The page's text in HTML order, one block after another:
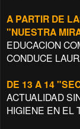
A PARTIR DE
"NUESTRA
EDUCACION
CONDUCE
DE 13 A 14
ACTUALIDAD
HIGIENE EN EL